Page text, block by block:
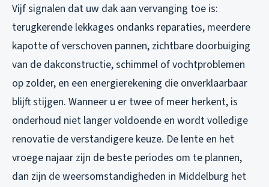
Vijf signalen dat uw dak aan vervanging toe is:
terugkerende lekkages ondanks reparaties, meerdere
kapotte of verschoven pannen, zichtbare doorbuiging
van de dakconstructie, schimmel of vochtproblemen
op zolder, en een energierekening die onverklaarbaar
blijft stijgen. Wanneer u er twee of meer herkent, is
onderhoud niet langer voldoende en wordt volledige
renovatie de verstandigere keuze. De lente en het
vroege najaar zijn de beste periodes om te plannen,
dan zijn de weersomstandigheden in Middelburg het